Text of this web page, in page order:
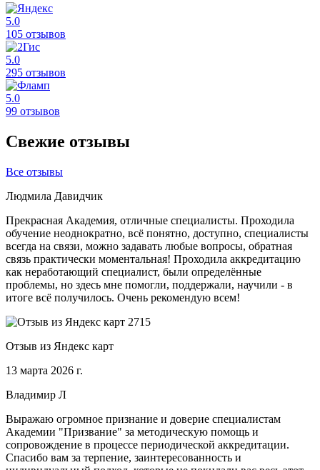
5.0
105 отзывов
5.0
295 отзывов
5.0
99 отзывов
Свежие отзывы
Все отзывы
Людмила Давидчик
Прекрасная Академия, отличные специалисты. Проходила
обучение неоднократно, всё понятно, доступно, специалисты
всегда на связи, можно задавать любые вопросы, обратная
связь практически моментальная! Проходила аккредитацию
как неработающий специалист, были определённые
проблемы, но здесь мне помогли, поддержали, научили - в
итоге всё получилось. Очень рекомендую всем!
Отзыв из Яндекс карт
13 марта 2026 г.
Владимир Л
Выражаю огромное признание и доверие специалистам
Академии "Призвание" за методическую помощь и
сопровождение в процессе периодической аккредитации.
Спасибо вам за терпение, заинтересованность и